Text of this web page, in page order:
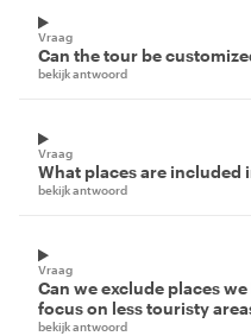
Vraag
Can the tour be
bekijk antwoord
Vraag
What places are included
bekijk antwoord
Vraag
Can we exclude places
focus on less touristy
bekijk antwoord